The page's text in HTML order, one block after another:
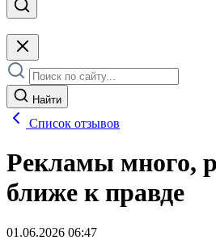
Найти
Список отзывов
Рекламы много,
ближе к правде
01.06.2026 06:47